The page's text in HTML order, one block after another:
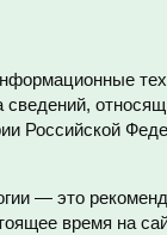
Российской
— это
время на